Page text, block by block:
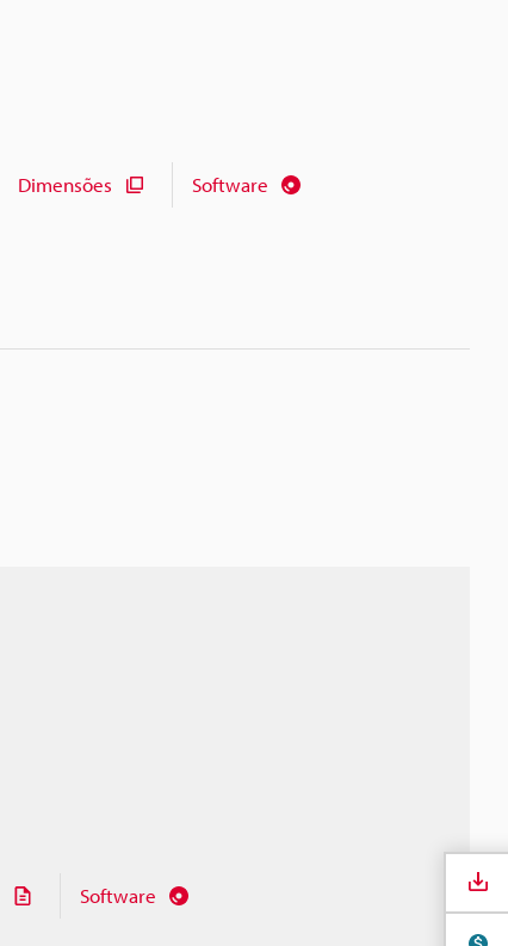
Dimensões Software
Software